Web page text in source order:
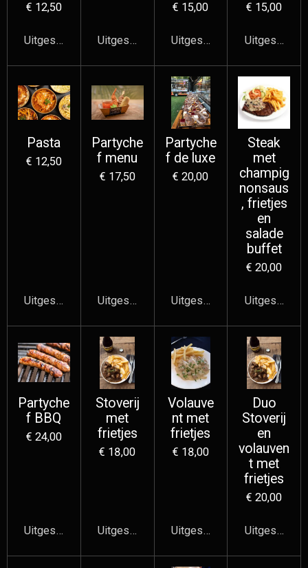
€ 12,50
Uitgeschakeld Uitgeschakeld
€ 15,00
Uitgeschakeld
€ 15,00
Pasta
€ 12,50
Uitgeschakeld
Partyche
f menu
€ 17,50
Uitgeschakeld
Partyche
f de luxe
€ 20,00
Uitgeschakeld
Steak
met
champig
nonsaus
, frietjes
en
salade
buffet
€ 20,00
Partyche
f BBQ
€ 24,00
Uitgeschakeld
Stoverij
met
frietjes
€ 18,00
Uitgeschakeld
Volauve
nt met
frietjes
€ 18,00
Uitgeschakeld
Duo
Stoverij
en
volauven
t met
frietjes
€ 20,00